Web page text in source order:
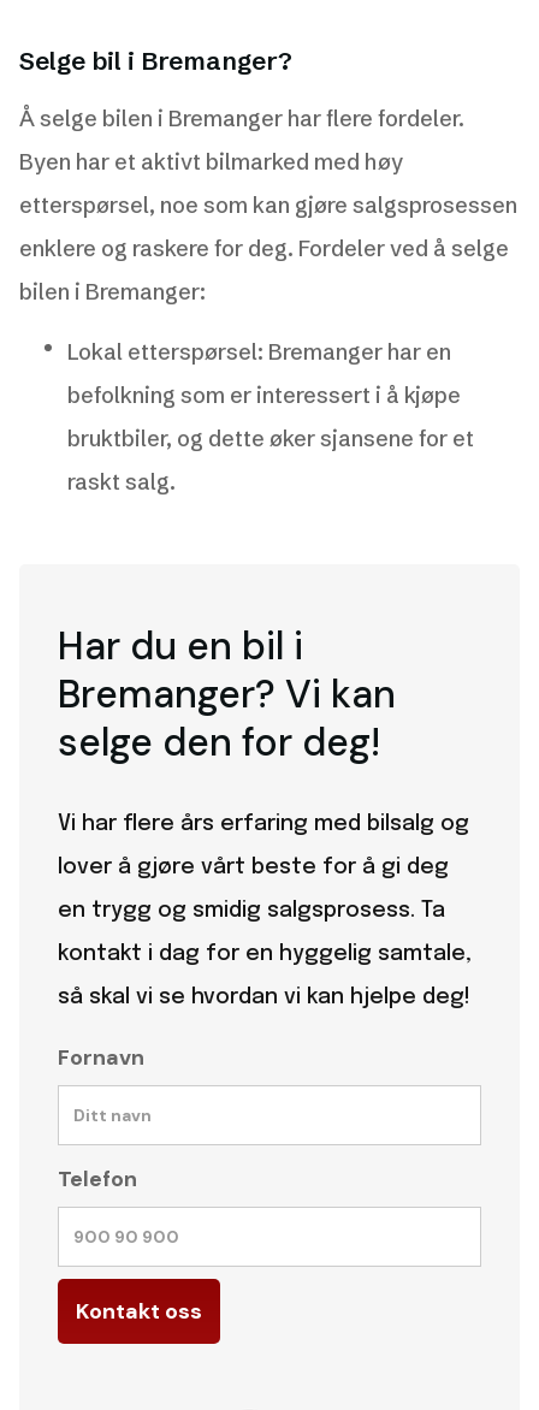
Selge bil i Bremanger?
Å selge bilen i Bremanger har flere fordeler.
Byen har et aktivt bilmarked med høy
etterspørsel, noe som kan gjøre salgsprosessen
enklere og raskere for deg. Fordeler ved å selge
bilen i Bremanger:
Lokal etterspørsel: Bremanger har en
befolkning som er interessert i å kjøpe
bruktbiler, og dette øker sjansene for et
raskt salg.
Har du en bil i
Bremanger? Vi kan
selge den for deg!
Vi har flere års erfaring med bilsalg og
lover å gjøre vårt beste for å gi deg
en trygg og smidig salgsprosess. Ta
kontakt i dag for en hyggelig samtale,
så skal vi se hvordan vi kan hjelpe deg!
Fornavn
Telefon